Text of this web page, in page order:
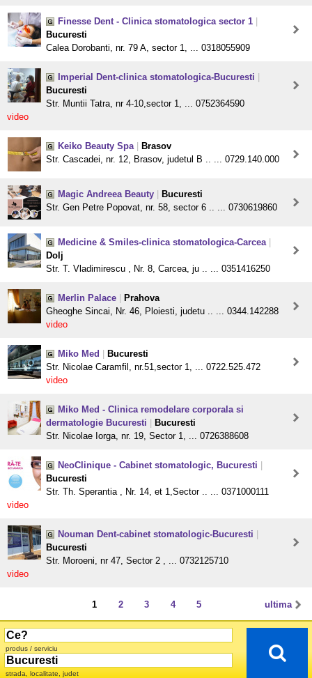
Finesse Dent - Clinica stomatologica sector 1
Bucuresti
Calea Dorobanti, nr. 79 A, sector 1, ... 0318055909
Imperial Dent-clinica stomatologica-Bucuresti
Bucuresti
Str. Muntii Tatra, nr 4-10,sector 1, ... 0752364590
video
Keiko Beauty Spa
Brasov
Str. Cascadei, nr. 12, Brasov, judetul B .. ... 0729.140.000
Magic Andreea Beauty
Bucuresti
Str. Gen Petre Popovat, nr. 58, sector 6 .. ... 0730619860
Medicine & Smiles-clinica stomatologica-Carcea
Dolj
Str. T. Vladimirescu , Nr. 8, Carcea, ju .. ... 0351416250
Merlin Palace
Prahova
Gheoghe Sincai, Nr. 46, Ploiesti, judetu .. ... 0344.142288
video
Miko Med
Bucuresti
Str. Nicolae Caramfil, nr.51,sector 1, ... 0722.525.472
video
Miko Med - Clinica remodelare corporala si
dermatologie Bucuresti
Bucuresti
Str. Nicolae Iorga, nr. 19, Sector 1, ... 0726388608
NeoClinique - Cabinet stomatologic, Bucuresti
Bucuresti
Str. Th. Sperantia , Nr. 14, et 1,Sector .. ... 0371000111
video
Nouman Dent-cabinet stomatologic-Bucuresti
Bucuresti
Str. Moroeni, nr 47, Sector 2 , ... 0732125710
video
ultima
1 2 3 4 5
produs / serviciu
strada, localitate, judet